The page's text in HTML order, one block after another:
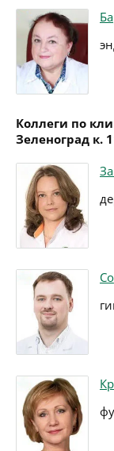
Коллеги по
Зеленоград к.